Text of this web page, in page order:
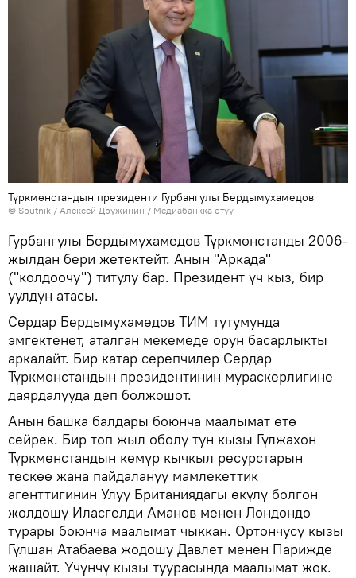
Түркмөнстандын президенти Гурбангулы Бердымухамедов
© Sputnik / Алексей Дружинин / Медиабанкка өтүү
Гурбангулы Бердымухамедов Түркмөнстанды 2006-
жылдан бери жетектейт. Анын "Аркада"
("колдоочу") титулу бар. Президент үч кыз, бир
уулдун атасы.
Сердар Бердымухамедов ТИМ тутумунда
эмгектенет, аталган мекемеде орун басарлыкты
аркалайт. Бир катар серепчилер Сердар
Түркмөнстандын президентинин мураскерлигине
даярдалууда деп болжошот.
Анын башка балдары боюнча маалымат өтө
сейрек. Бир топ жыл оболу тун кызы Гүлжахон
Түркмөнстандын көмүр кычкыл ресурстарын
тескөө жана пайдалануу мамлекеттик
агенттигинин Улуу Британиядагы өкүлү болгон
жолдошу Иласгелди Аманов менен Лондондо
турары боюнча маалымат чыккан. Ортончусу кызы
Гүлшан Атабаева жодошу Давлет менен Парижде
жашайт. Үчүнчү кызы туурасында маалымат жок.